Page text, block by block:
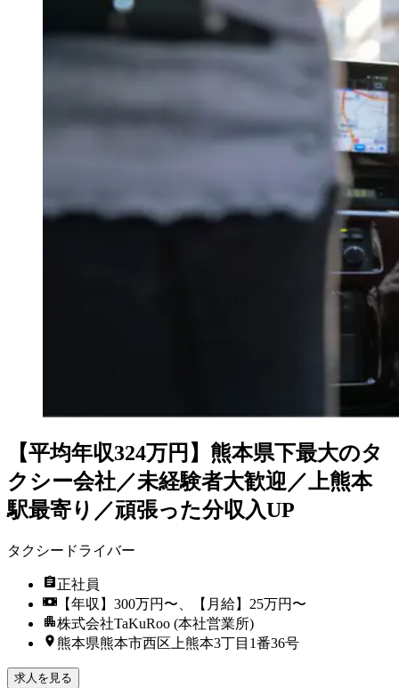
【平均年収324万円】熊本県下最大のタ
クシー会社／未経験者大歓迎／上熊本
駅最寄り／頑張った分収入UP
タクシードライバー
正社員
【年収】300万円〜、【月給】25万円〜
株式会社TaKuRoo (本社営業所)
熊本県熊本市西区上熊本3丁目1番36号
求人を見る